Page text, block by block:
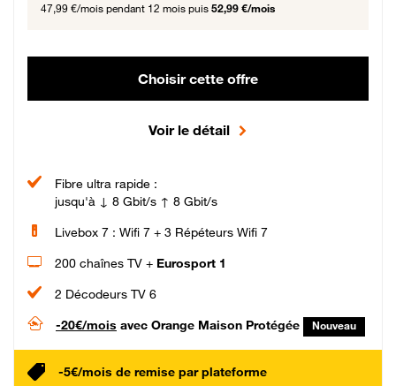
47,99 €/mois pendant 12 mois puis 52,99 €/mois
Choisir cette offre
Voir le détail
Fibre ultra rapide :
jusqu'à ↓ 8 Gbit/s ↑ 8 Gbit/s
Livebox 7 : Wifi 7 + 3 Répéteurs Wifi 7
200 chaînes TV + Eurosport 1
2 Décodeurs TV 6
-20€/mois avec Orange Maison Protégée Nouveau
-5€/mois de remise par plateforme